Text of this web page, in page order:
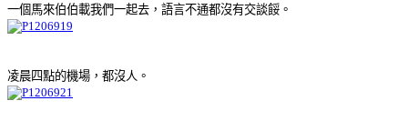
一個馬來伯伯載我們一起去，語言不通都沒有交談餒。
凌晨四點的機場，都沒人。